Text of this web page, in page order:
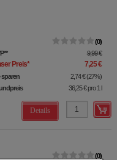
0
** 9,99 €
Preis* 7,25 €
sparen 2,74 € (27%)
36,25 €pro 1 l
Details
0